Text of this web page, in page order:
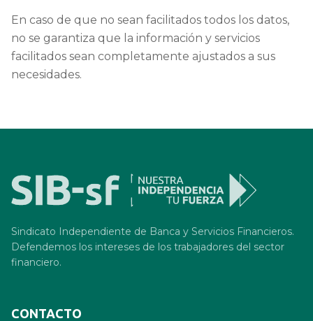
En caso de que no sean facilitados todos los datos,
no se garantiza que la información y servicios
facilitados sean completamente ajustados a sus
necesidades.
Sindicato Independiente de Banca y Servicios Financieros.
Defendemos los intereses de los trabajadores del sector
financiero.
CONTACTO